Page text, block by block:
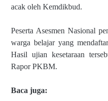
acak oleh Kemdikbud.
Peserta Asesmen Nasional
warga belajar yang
Hasil ujian kesetaraan
Rapor PKBM.
Baca juga: